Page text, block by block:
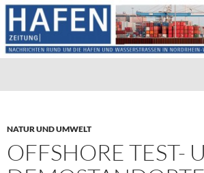
NATUR UND UMWELT
OFFSHORE TEST-